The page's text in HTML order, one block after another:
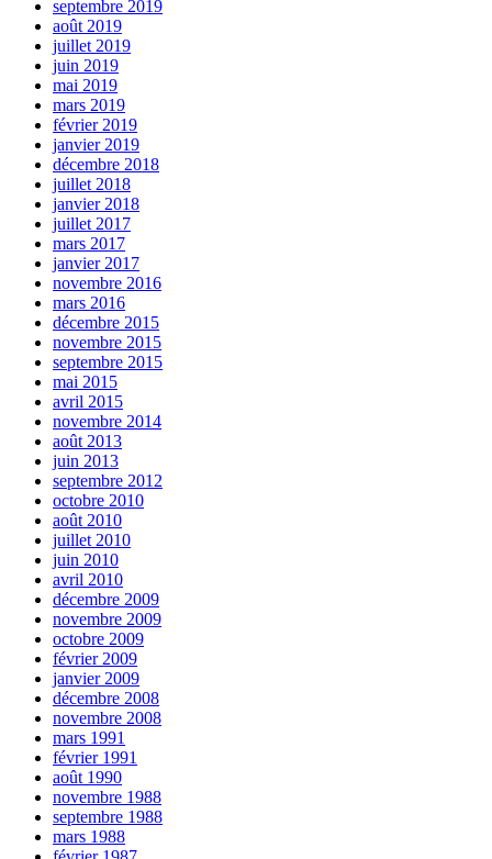
septembre 2019
août 2019
juillet 2019
juin 2019
mai 2019
mars 2019
février 2019
janvier 2019
décembre 2018
juillet 2018
janvier 2018
juillet 2017
mars 2017
janvier 2017
novembre 2016
mars 2016
décembre 2015
novembre 2015
septembre 2015
mai 2015
avril 2015
novembre 2014
août 2013
juin 2013
septembre 2012
octobre 2010
août 2010
juillet 2010
juin 2010
avril 2010
décembre 2009
novembre 2009
octobre 2009
février 2009
janvier 2009
décembre 2008
novembre 2008
mars 1991
février 1991
août 1990
novembre 1988
septembre 1988
mars 1988